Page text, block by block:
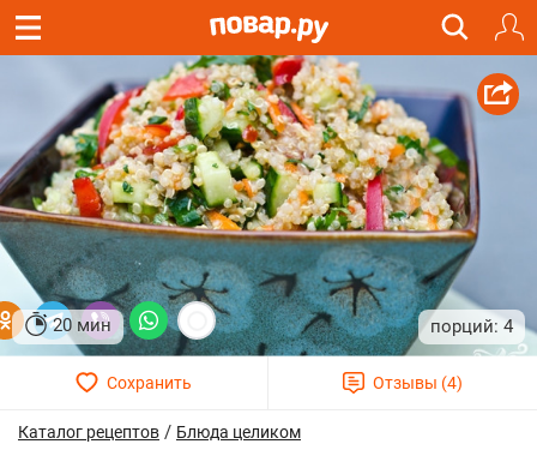
20 мин 4
Каталог рецептов / Блюда целиком